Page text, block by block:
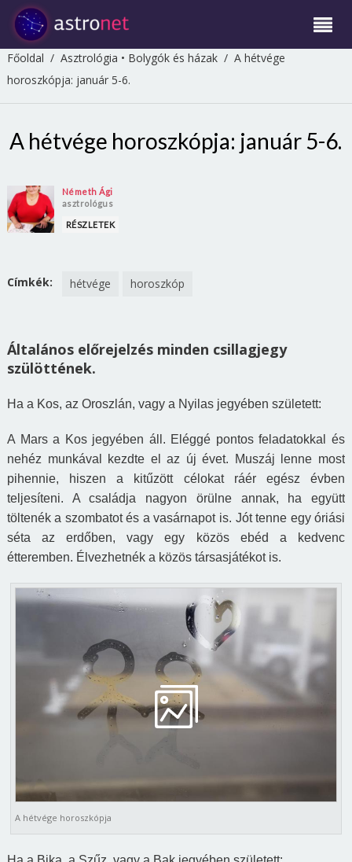
Főoldal / Asztrológia • Bolygók és házak/ A hétvége
horoszkópja: január 5-6.
A hétvége horoszkópja: január 5-6.
Németh Ági
asztrológus
RÉSZLETEK
Címkék: hétvége horoszkóp
Általános előrejelzés minden csillagjegy
szülöttének.
Ha a Kos, az Oroszlán, vagy a Nyilas jegyében született:
A Mars a Kos jegyében áll. Eléggé pontos feladatokkal és
nehéz munkával kezdte el az új évet. Muszáj lenne most
pihennie, hiszen a kitűzött célokat ráér egész évben
teljesíteni. A családja nagyon örülne annak, ha együtt
töltenék a szombatot és a vasárnapot is. Jót tenne egy óriási
séta az erdőben, vagy egy közös ebéd a kedvenc
étteremben. Élvezhetnék a közös társasjátékot is.
A hétvége horoszkópja